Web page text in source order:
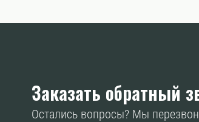
Заказать обратный
Остались вопросы? Мы